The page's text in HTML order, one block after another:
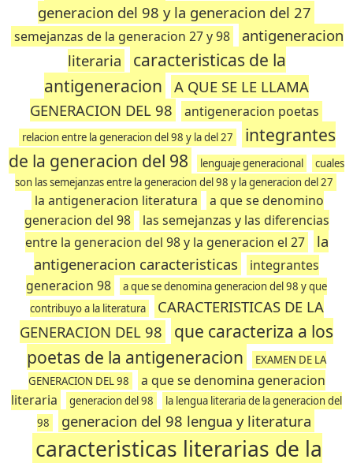
generacion del 98 y la generacion del 27
semejanzas de la generacion 27 y 98
antigeneracion
literaria
caracteristicas de la
antigeneracion
A QUE SE LE LLAMA
GENERACION DEL 98
antigeneracion poetas
relacion entre la generacion del 98 y la del 27
integrantes
de la generacion del 98
lenguaje generacional
cuales
son las semejanzas entre la generacion del 98 y la generacion del 27
la antigeneracion literatura
a que se denomino
generacion del 98
las semejanzas y las diferencias
entre la generacion del 98 y la generacion el 27
la
antigeneracion caracteristicas
integrantes
generacion 98
a que se denomina generacion del 98 y que
contribuyo a la literatura
CARACTERISTICAS DE LA
GENERACION DEL 98
que caracteriza a los
poetas de la antigeneracion
EXAMEN DE LA
GENERACION DEL 98
a que se denomina generacion
literaria
generacion del 98
la lengua literaria de la generacion del
98
generacion del 98 lengua y literatura
caracteristicas literarias de la